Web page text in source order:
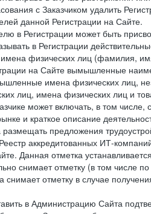
с Заказчиком удалить
данной Регистрации на Сайте.
в Регистрации может быть
в Регистрации
физических лиц (фамилия,
на Сайте вымышленные
имена физических лиц,
лиц, имена физических лиц и
может включать, в том
и краткое описание
предложения
аккредитованных ИТ-
Данная отметка
снимает отметку (в том числе
отметку в случае
в Администрацию Сайта